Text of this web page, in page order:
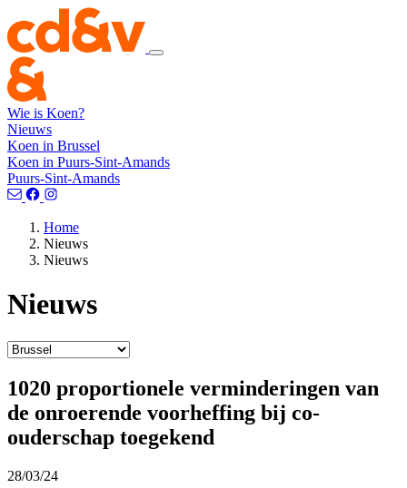
Wie is Koen?
Nieuws
Koen in Brussel
Koen in Puurs-Sint-Amands
Puurs-Sint-Amands
Home
Nieuws
Nieuws
Nieuws
1020 proportionele verminderingen van
de onroerende voorheffing bij co-
ouderschap toegekend
28/03/24